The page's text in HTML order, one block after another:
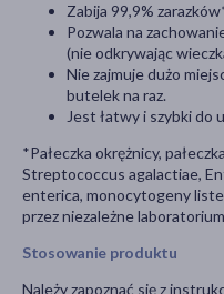
Zabija 99,9%
Pozwala na
(nie odkrywając
Nie zajmuje dużo
butelek na raz.
Jest łatwy i szybki do
*Pałeczka okrężnicy,
Streptococcus agalactiae,
enterica, monocytogeny
przez niezależne
Stosowanie produktu
Należy zapoznać się z